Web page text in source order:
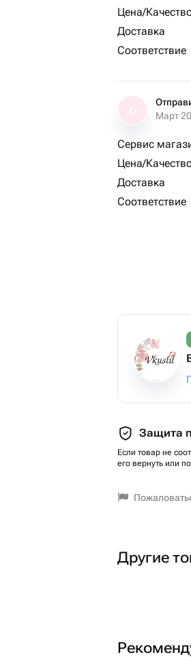
Цена/
Доставка
Соответствие
Март
Сервис
Цена/
Доставка
Соответствие
Защита
Если товар не
его вернуть или
Другие